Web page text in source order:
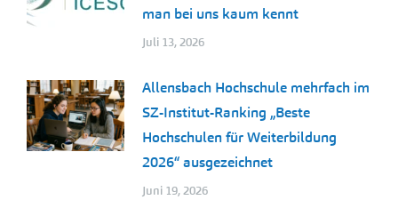
man bei uns kaum kennt
Juli 13, 2026
Allensbach Hochschule mehrfach im
SZ-Institut-Ranking „Beste
Hochschulen für Weiterbildung
2026“ ausgezeichnet
Juni 19, 2026